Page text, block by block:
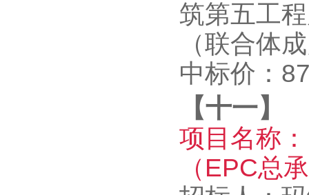
筑第五工
（联合体
中标价：
【十一】
项目名称：
（EPC总